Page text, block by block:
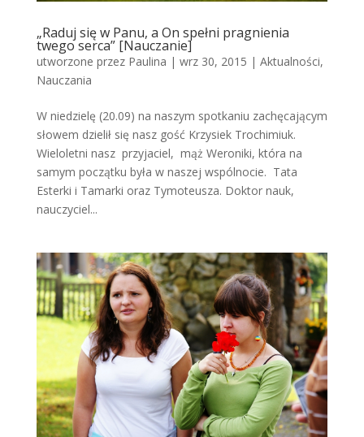
„Raduj się w Panu, a On spełni pragnienia
twego serca” [Nauczanie]
utworzone przez Paulina | wrz 30, 2015 | Aktualności,
Nauczania
W niedzielę (20.09) na naszym spotkaniu zachęcającym
słowem dzielił się nasz gość Krzysiek Trochimiuk.
Wieloletni nasz przyjaciel, mąż Weroniki, która na
samym początku była w naszej wspólnocie. Tata
Esterki i Tamarki oraz Tymoteusza. Doktor nauk,
nauczyciel...